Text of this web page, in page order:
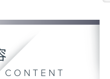
CONTENT